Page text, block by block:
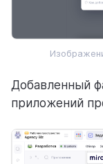
Добавленный
приложений